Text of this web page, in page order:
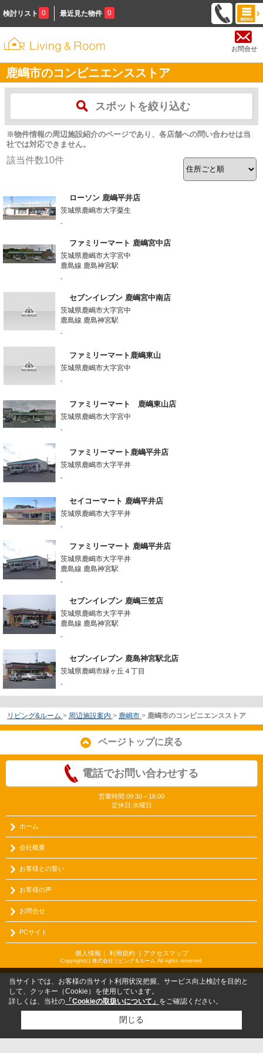
検討リスト 0 最近見た物件 0
お問合せ
鹿嶋市のコンビニエンスストア
スポットを絞り込む
※物件情報の周辺施設紹介のページであり、各店舗への問い合わせは当
社では対応できません。
該当件数10件
ローソン 鹿嶋平井店
茨城県鹿嶋市大字粟生
-
ファミリーマート 鹿嶋宮中店
茨城県鹿嶋市大字宮中
鹿島線 鹿島神宮駅
-
セブンイレブン 鹿嶋宮中南店
茨城県鹿嶋市大字宮中
鹿島線 鹿島神宮駅
-
ファミリーマート鹿嶋東山
茨城県鹿嶋市大字宮中
-
ファミリーマート 鹿嶋東山店
茨城県鹿嶋市大字宮中
-
ファミリーマート鹿嶋平井店
茨城県鹿嶋市大字平井
-
セイコーマート 鹿嶋平井店
茨城県鹿嶋市大字平井
-
ファミリーマート 鹿嶋平井店
茨城県鹿嶋市大字平井
鹿島線 鹿島神宮駅
-
セブンイレブン 鹿嶋三笠店
茨城県鹿嶋市大字平井
鹿島線 鹿島神宮駅
-
セブンイレブン 鹿島神宮駅北店
茨城県鹿嶋市緑ヶ丘４丁目
-
リビング&ルーム > 周辺施設案内 > 鹿嶋市 > 鹿嶋市のコンビニエンスストア
ページトップに戻る
電話でお問い合わせする
営業時間:09:30～18:00
定休日:水曜日
ホーム
会社概要
お客様との誓い
お客様の声
お問合せ
PCサイト
個人情報 利用規約｜ アクセスマップ
Copyright(c) 株式会社リビング＆ルーム All rights reserved.
当サイトでは、お客様の当サイト利用状況把握、サービス向上検討を目的と
して、クッキー（Cookie）を使用しています。
詳しくは、当社の 「Cookieの取扱いについて」 をご確認ください。
閉じる